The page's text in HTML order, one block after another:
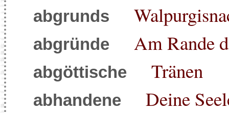
abgrunds
abgründe Am Rande
abgöttische Tränen
abhandene Deine